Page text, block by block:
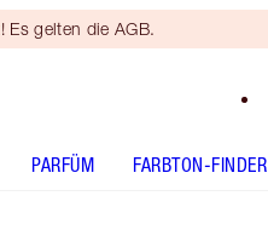
Es gelten die AGB.
PARFÜM FARBTON-FINDER